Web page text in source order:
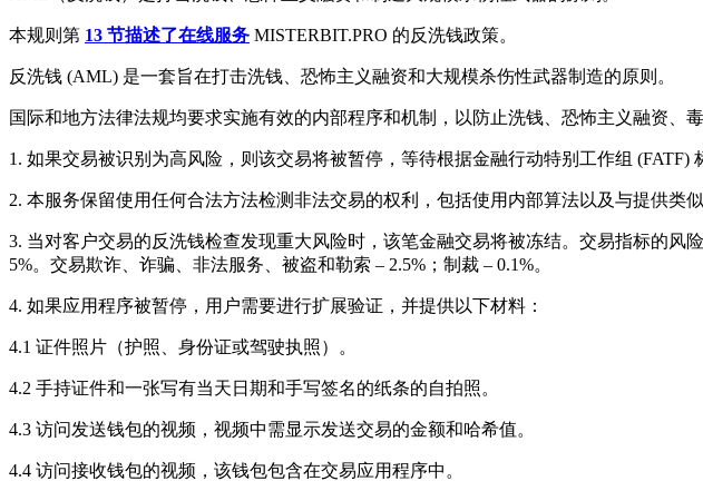
本规则第 13 节描述了在线服务 MISTERBIT.PRO 的反洗钱政策。
反洗钱 (AML) 是一套旨在打击洗钱、恐怖主义融资和大规模杀伤性武器制造的原则。
国际和地方法律法规均要求实施有效的内部程序和机制，以防止洗钱、恐怖主义融资、
1. 如果交易被识别为高风险，则该交易将被暂停，等待根据金融行动特别工作组 (FATF)
2. 本服务保留使用任何合法方法检测非法交易的权利，包括使用内部算法以及与提供类
3. 当对客户交易的反洗钱检查发现重大风险时，该笔金融交易将被冻结。交易指标的风
5%。交易欺诈、诈骗、非法服务、被盗和勒索 – 2.5%；制裁 – 0.1%。
4. 如果应用程序被暂停，用户需要进行扩展验证，并提供以下材料：
4.1 证件照片（护照、身份证或驾驶执照）。
4.2 手持证件和一张写有当天日期和手写签名的纸条的自拍照。
4.3 访问发送钱包的视频，视频中需显示发送交易的金额和哈希值。
4.4 访问接收钱包的视频，该钱包包含在交易应用程序中。